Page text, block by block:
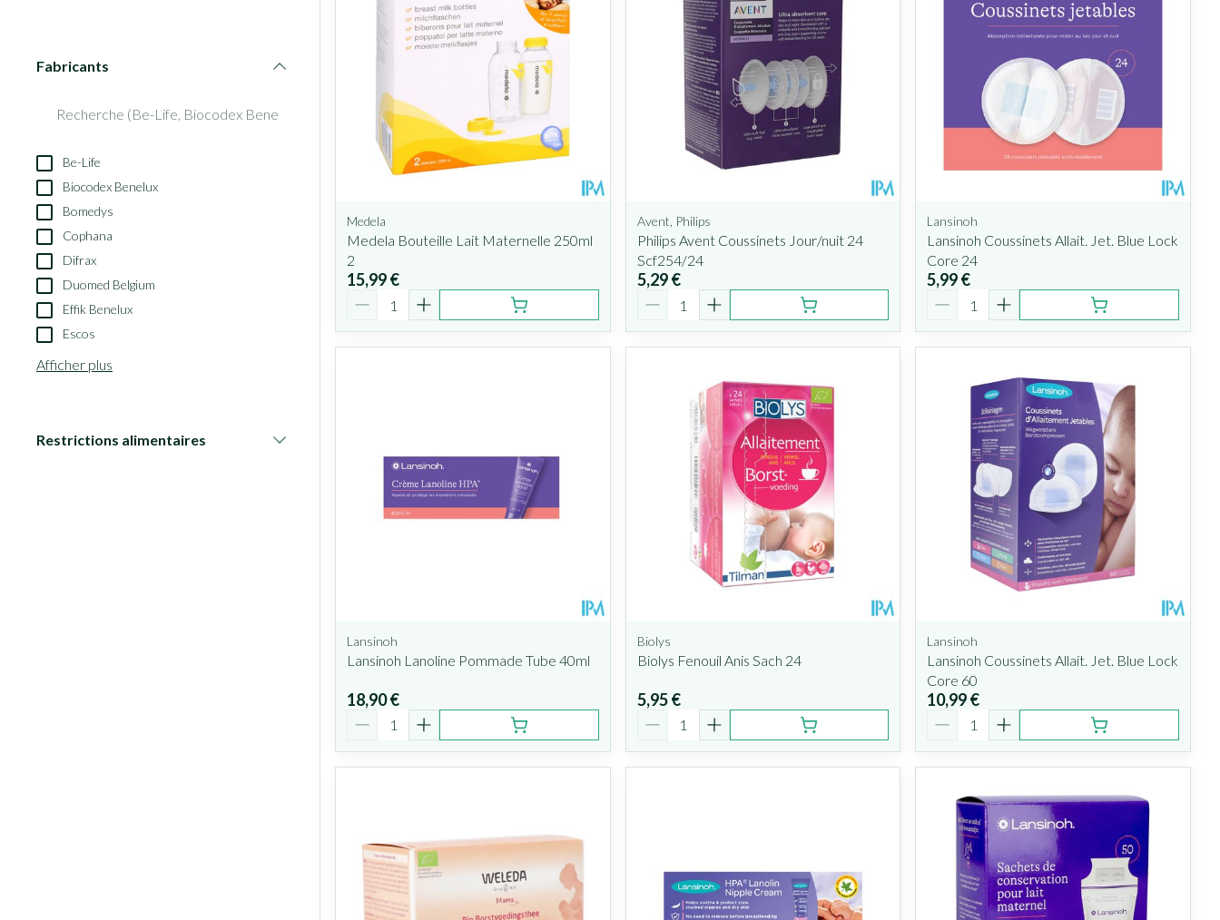
Fabricants
Be-Life
Biocodex Benelux
Bomedys
Cophana
Difrax
Duomed Belgium
Effik Benelux
Escos
Afficher plus
Restrictions alimentaires
Medela
Medela Bouteille Lait Maternelle 250ml
2
15,99 €
Quantité
Avent, Philips
Philips Avent Coussinets Jour/nuit 24
Scf254/24
5,29 €
Quantité
Lansinoh
Lansinoh Coussinets Allait. Jet. Blue Lock
Core 24
5,99 €
Quantité
Lansinoh
Lansinoh Lanoline Pommade Tube 40ml
18,90 €
Quantité
Biolys
Biolys Fenouil Anis Sach 24
5,95 €
Quantité
Lansinoh
Lansinoh Coussinets Allait. Jet. Blue Lock
Core 60
10,99 €
Quantité